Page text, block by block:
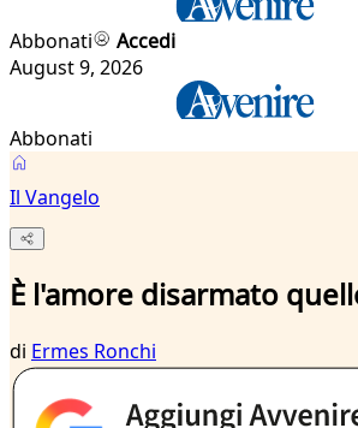
Abbonati
Accedi
August 9, 2026
Abbonati
Il Vangelo
È l'amore disarmato
di Ermes Ronchi